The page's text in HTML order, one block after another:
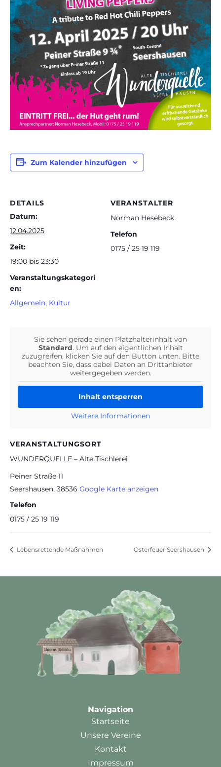
Zum Kalender hinzufügen
DETAILS
Datum:
12.04.2025
Zeit:
19:00 bis 23:30
Veranstaltungskategori
en:
Allgemein, Kultur
VERANSTALTER
Norman Hesebeck
Telefon
0175 / 25 19 119
VERANSTALTUNGSORT
WUNDERQUELLE – Alte Tischlerei
Peiner Straße 11
Seershausen, 38536 Google Karte anzeigen
Telefon
0175 / 25 19 119
Sie sehen gerade einen Platzhalterinhalt von
Standard. Um auf den eigentlichen Inhalt
zuzugreifen, klicken Sie auf den Button unten. Bitte
beachten Sie, dass dabei Daten an Drittanbieter
weitergegeben werden.
Inhalt entsperren
Weitere Informationen
Lebensrettende Maßnahmen Osterfeuer Seershausen
Navigation
Startseite
Unsere Vereine
Kontakt
Impressum